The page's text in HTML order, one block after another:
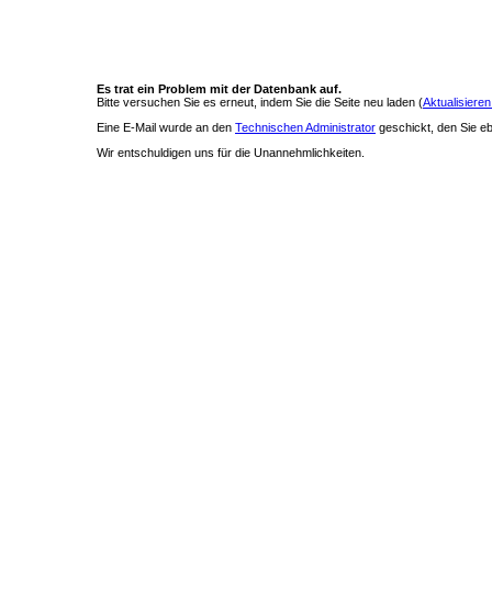
Es trat ein Problem mit der Datenbank auf.
Bitte versuchen Sie es erneut, indem Sie die Seite neu laden (
Eine E-Mail wurde an den Technischen Administrator geschickt, den Sie
Wir entschuldigen uns für die Unannehmlichkeiten.